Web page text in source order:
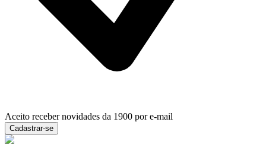
Aceito receber novidades da 1900 por e-mail
Cadastrar-se